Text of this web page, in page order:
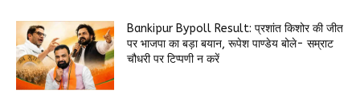
Bankipur Bypoll Result: प्रशांत किशोर की जीत
पर भाजपा का बड़ा बयान, रूपेश पाण्डेय बोले- सम्राट
चौधरी पर टिप्पणी न करें